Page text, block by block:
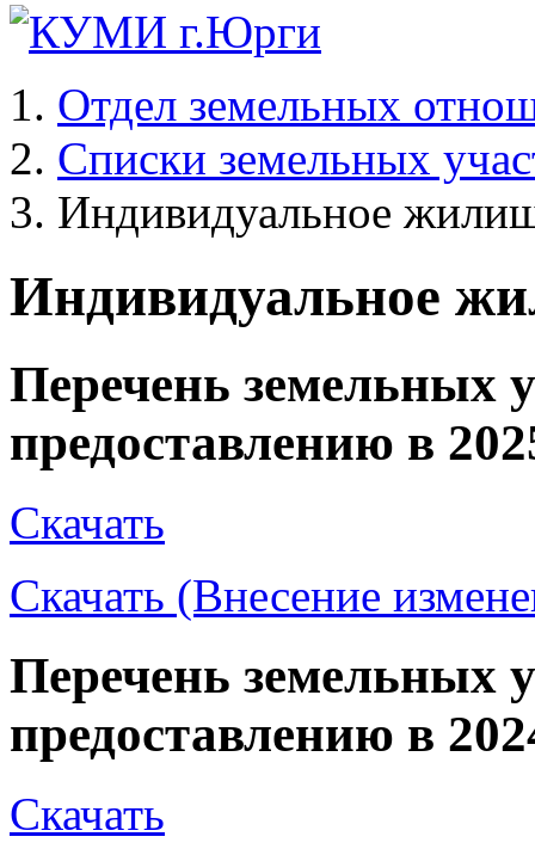
Отдел земельных
Списки земельных
Индивидуальное
Индивидуальное
Перечень земельных
предоставлению в
Скачать
Скачать (Внесение
Перечень земельных
предоставлению в
Скачать